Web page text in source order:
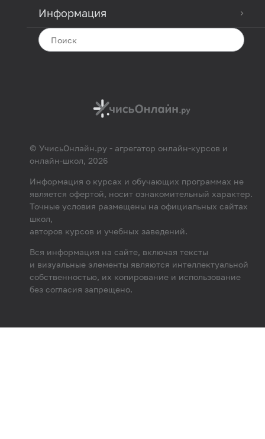
Информация
© УчисьОнлайн.ру - агрегатор онлайн-курсов и
онлайн-школ, 2026
Информация о курсах и обучающих программах не
является офертой, носит ознакомительный характер.
Точные условия размещены на официальных сайтах
школ,
авторов курсов и учебных заведений.
Вся информация на сайте, включая тексты
и визуальные элементы являются интеллектуальной
собственностью, их копирование и использование
без согласия запрещено.